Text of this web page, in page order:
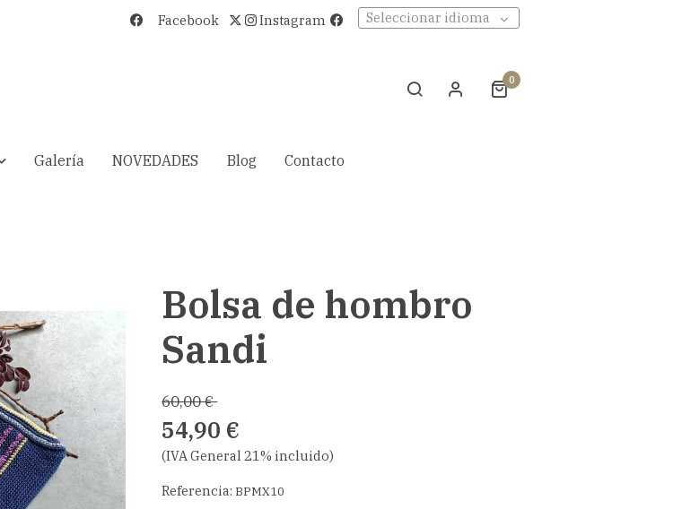
Facebook Instagram Seleccionar idioma
0
Galería NOVEDADES Blog Contacto
Bolsa de hombro
Sandi
60,00 €
54,90 €
(IVA General 21% incluido)
Referencia: BPMX10